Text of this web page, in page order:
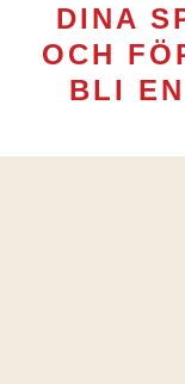
DINA
OCH
BLI